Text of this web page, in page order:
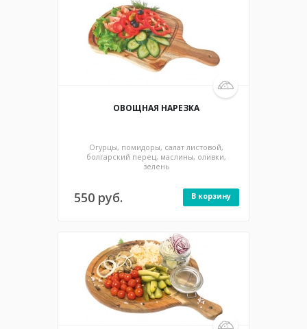
ОВОЩНАЯ НАРЕЗКА
Огурцы, помидоры, салат листовой,
болгарский перец, маслины, оливки,
зелень
550 руб. В корзину